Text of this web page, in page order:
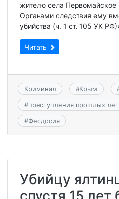
жителю села Первомайское
Органами следствия ему
убийства (ч. 1 ст. 105 УК
Читать
Криминал #Крым
#преступления прошлых лет
#Феодосия
Убийцу
спустя 15 лет